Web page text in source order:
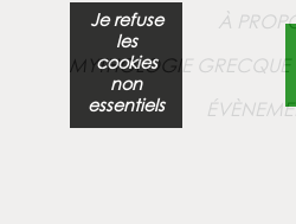
Je refuse
les
cookies
non
essentiels
À
MYTHOLOGIE GRECQUE